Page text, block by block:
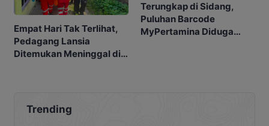
Empat Hari Tak Terlihat,
Pedagang Lansia
Ditemukan Meninggal di
Terungkap di Sidang,
Puluhan Barcode
MyPertamina Diduga
Trending